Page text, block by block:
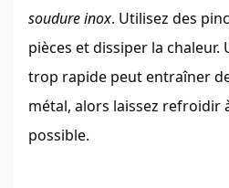
soudure inox. Utilisez des
pièces et dissiper la
trop rapide peut entraîner
métal, alors laissez refroidir
possible.